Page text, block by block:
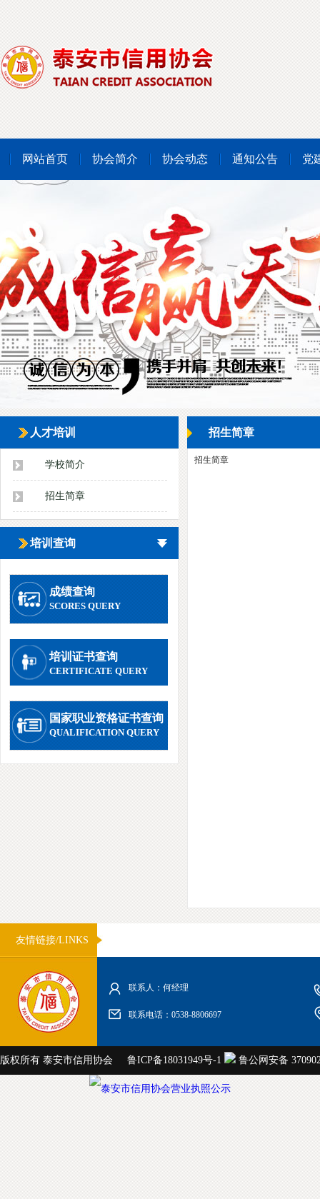
网站首页 协会简介 协会动态 通知公告 党
人才培训
学校简介
招生简章
培训查询
成绩查询
SCORES QUERY
培训证书查询
CERTIFICATE QUERY
国家职业资格证书查询
QUALIFICATION QUERY
招生简章
招生简章
友情链接/LINKS
联系人：何经理
联系电话：0538-8806697
版权所有 泰安市信用协会 鲁ICP备18031949号-1 鲁公网安备